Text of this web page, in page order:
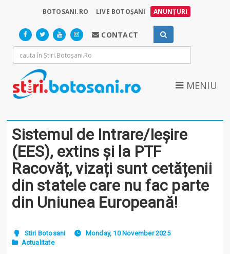
BOTOSANI.RO LIVE BOTOȘANI ANUNȚURI
CONTACT
MENIU
Sistemul de Intrare/Ieșire
(EES), extins și la PTF
Racovăț, vizați sunt cetățenii
din statele care nu fac parte
din Uniunea Europeană!
Stiri Botosani
Monday, 10 November 2025
Actualitate